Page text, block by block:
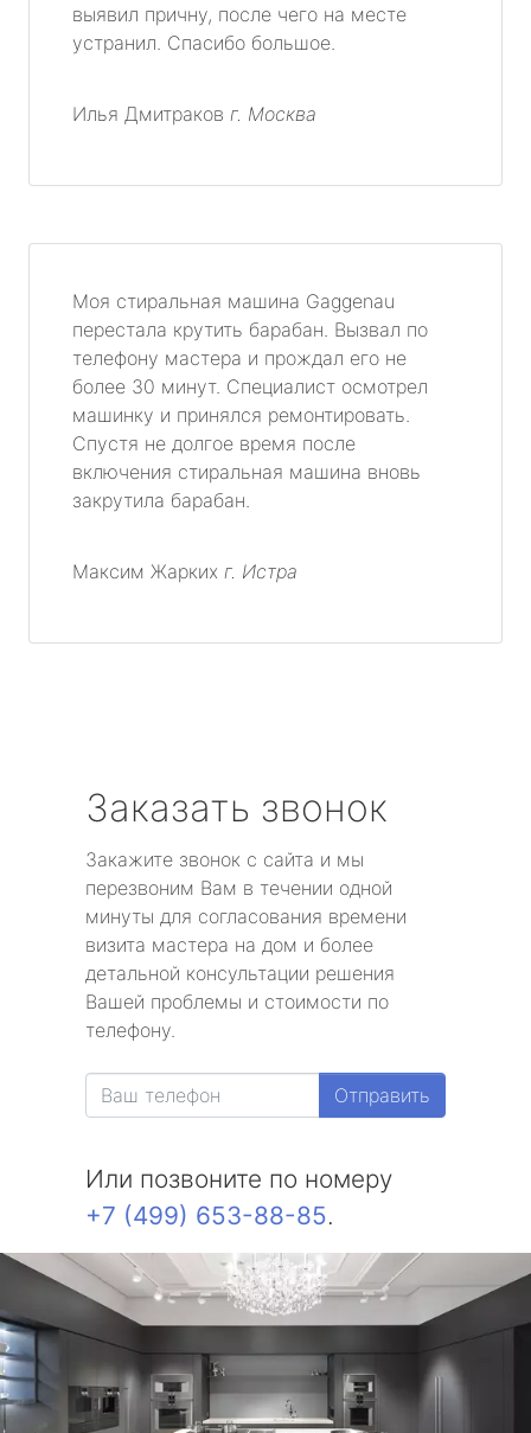
выявил причну, после чего на месте
устранил. Спасибо большое.
Илья Дмитраков г. Москва
Моя стиральная машина Gaggenau
перестала крутить барабан. Вызвал по
телефону мастера и прождал его не
более 30 минут. Специалист осмотрел
машинку и принялся ремонтировать.
Спустя не долгое время после
включения стиральная машина вновь
закрутила барабан.
Максим Жарких г. Истра
Заказать звонок
Закажите звонок с сайта и мы
перезвоним Вам в течении одной
минуты для согласования времени
визита мастера на дом и более
детальной консультации решения
Вашей проблемы и стоимости по
телефону.
Отправить
Или позвоните по номеру
+7 (499) 653-88-85.